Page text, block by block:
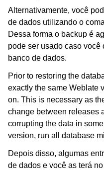
Alternativamente, você
de dados utilizando o
Dessa forma o backup é
pode ser usado caso
banco de dados.
Prior to restoring the
exactly the same Weblate
on. This is necessary as
change between releases
corrupting the data in
version, run all database
Depois disso, algumas
de dados e você as terá